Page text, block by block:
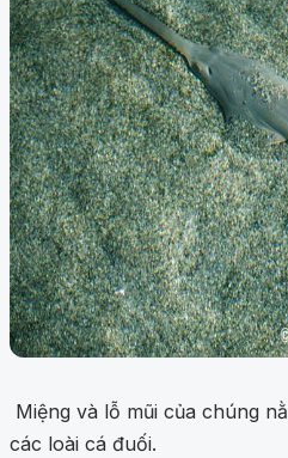
Miệng và lỗ mũi của chúng
các loài cá đuối.